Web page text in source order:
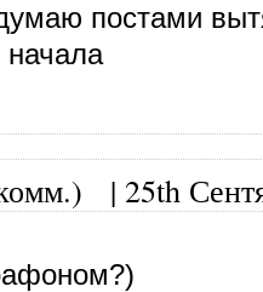
постами
| 25th